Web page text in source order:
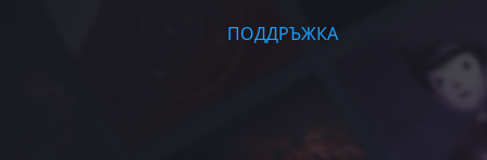
ПОДДРЪЖКА